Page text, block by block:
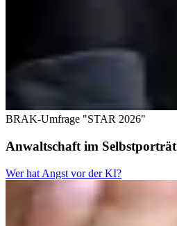
BRAK-Umfrage "STAR 2026"
Anwaltschaft im Selbstporträt
Wer hat Angst vor der KI?